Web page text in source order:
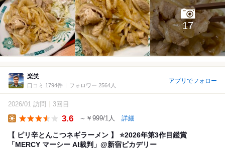
17
楽笑
口コミ 1794件 フォロワー 2564人
アプリでフォロー
2026/01 訪問 3回目
3.6 ～￥999/1人 詳細
【 ピリ辛とんこつネギラーメン 】 ⭐️2026年第3作目鑑賞
「MERCY マーシー AI裁判」@新宿ピカデリー